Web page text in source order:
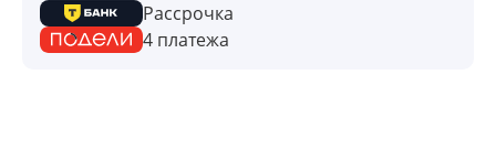
Рассрочка
4 платежа